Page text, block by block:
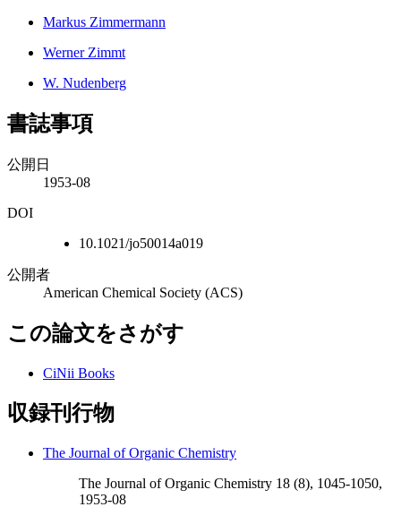
Markus Zimmermann
Werner Zimmt
W. Nudenberg
書誌事項
公開日
1953-08
DOI
10.1021/jo50014a019
公開者
American Chemical Society (ACS)
この論文をさがす
CiNii Books
収録刊行物
The Journal of Organic Chemistry
The Journal of Organic Chemistry 18 (8), 1045-1050,
1953-08